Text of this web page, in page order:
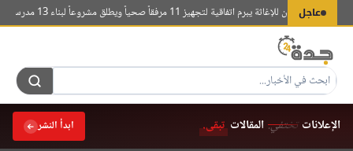
عاجل
الملك سلمان للإغاثة يبرم اتفاقية لتجهيز 11 مرفقاً صحياً ويطلق مشروعاً لبناء 13 مدرسة في اليمن
الإعلانات تختفي.المقالات تبقى. ابدأ النشر
التجاوز
المحتوى